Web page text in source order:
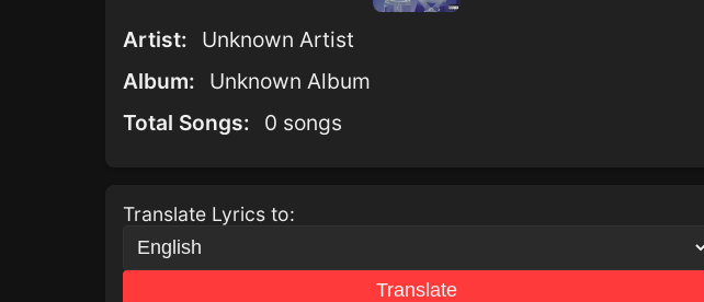
Artist:
Unknown Artist
Album:
Unknown Album
Total Songs:
0 songs
Translate Lyrics to:
Translate